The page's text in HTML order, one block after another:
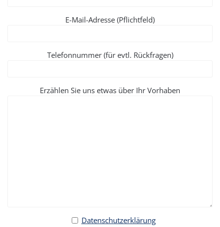
E-Mail-Adresse (Pflichtfeld)
Telefonnummer (für evtl. Rückfragen)
Erzählen Sie uns etwas über Ihr Vorhaben
Datenschutzerklärung